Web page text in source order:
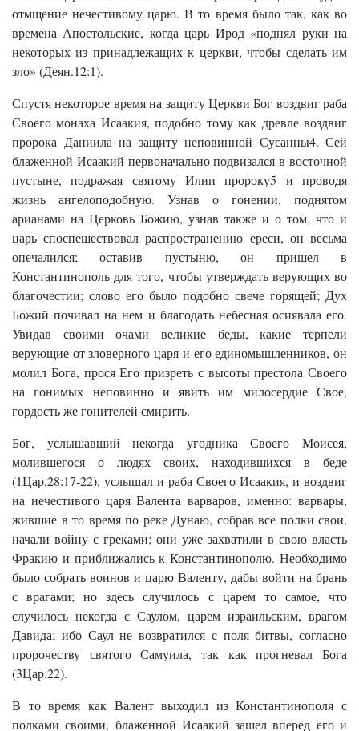
отмщение нечестивому царю. В то время было так, как во
времена Апостольские, когда царь Ирод «поднял руки на
некоторых из принадлежащих к церкви, чтобы сделать им
зло» (Деян.12:1).
Спустя некоторое время на защиту Церкви Бог воздвиг раба
Своего монаха Исаакия, подобно тому как древле воздвиг
пророка Даниила на защиту неповинной Сусанны4. Сей
блаженной Исаакий первоначально подвизался в восточной
пустыне, подражая святому Илии пророку5 и проводя
жизнь ангелоподобную. Узнав о гонении, поднятом
арианами на Церковь Божию, узнав также и о том, что и
царь споспешествовал распространению ереси, он весьма
опечалился; оставив пустыню, он пришел в
Константинополь для того, чтобы утверждать верующих во
благочестии; слово его было подобно свече горящей; Дух
Божий почивал на нем и благодать небесная осиявала его.
Увидав своими очами великие беды, какие терпели
верующие от зловерного царя и его единомышленников, он
молил Бога, прося Его призреть с высоты престола Своего
на гонимых неповинно и явить им милосердие Свое,
гордость же гонителей смирить.
Бог, услышавший некогда угодника Своего Моисея,
молившегося о людях своих, находившихся в беде
(1Цар.28:17-22), услышал и раба Своего Исаакия, и воздвиг
на нечестивого царя Валента варваров, именно: варвары,
жившие в то время по реке Дунаю, собрав все полки свои,
начали войну с греками; они уже захватили в свою власть
Фракию и приближались к Константинополю. Необходимо
было собрать воинов и царю Валенту, дабы войти на брань
с врагами; но здесь случилось с царем то самое, что
случилось некогда с Саулом, царем израильским, врагом
Давида; ибо Саул не возвратился с поля битвы, согласно
пророчеству святого Самуила, так как прогневал Бога
(3Цар.22).
В то время как Валент выходил из Константинополя с
полками своими, блаженной Исаакий зашел вперед его и